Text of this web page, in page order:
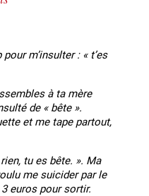
des mineurs Les
m’insulter : « t’es
à ta mère
de « bête ».
et me tape partout,
tu es bête. ». Ma
me suicider par le
euros pour sortir.